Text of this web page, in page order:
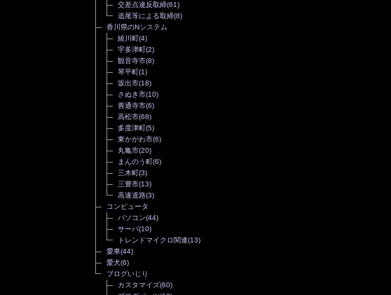
交差点違反取締(61)
追尾等による取締(8)
香川県のNシステム
綾川町(4)
宇多津町(2)
観音寺市(8)
琴平町(1)
坂出市(18)
さぬき市(10)
善通寺市(6)
高松市(68)
多度津町(5)
東かがわ市(6)
丸亀市(20)
まんのう町(6)
三木町(3)
三豊市(13)
高速道路(3)
コンピュータ
パソコン(44)
サーバ(10)
トレンドマイクロ関連(13)
愛車(44)
愛犬(6)
ブログいじり
カスタマイズ(60)